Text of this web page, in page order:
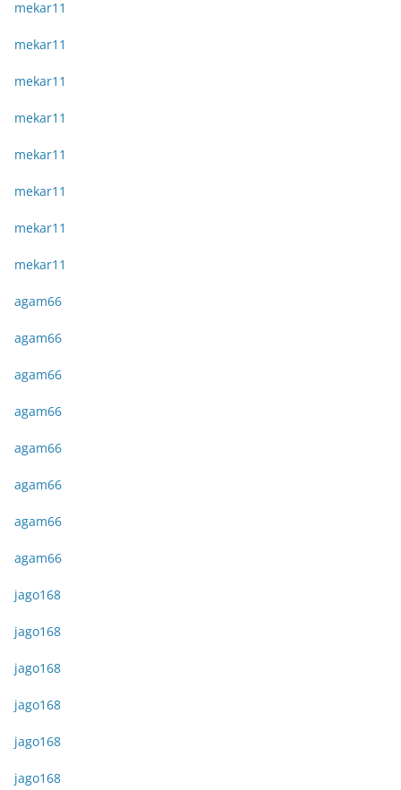
mekar11
mekar11
mekar11
mekar11
mekar11
mekar11
mekar11
mekar11
agam66
agam66
agam66
agam66
agam66
agam66
agam66
agam66
jago168
jago168
jago168
jago168
jago168
jago168